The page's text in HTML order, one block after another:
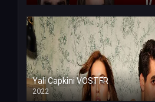
Yali Capkini VOSTFR
2022